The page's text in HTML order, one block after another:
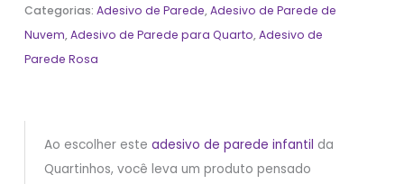
Categorias:Adesivo de Parede,Adesivo de Parede de
Nuvem,Adesivo de Parede para Quarto,Adesivo de
Parede Rosa
Ao escolher este adesivo de parede infantil da
Quartinhos, você leva um produto pensado